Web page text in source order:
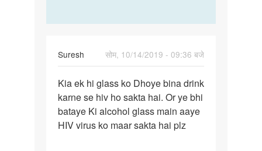
Suresh
सोम, 10/14/2019 - 09:36 बजे
Kia
ek
hi
glass
Kia ek hi glass ko Dhoye bina drink
karne se hiv ho sakta hai. Or ye bhi
bataye Ki alcohol glass main aaye
HIV virus ko maar sakta hai plz